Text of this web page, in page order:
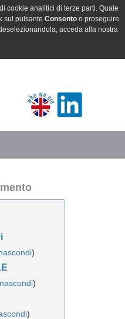
cookie analitici di terze parti. Quale
sul pulsante Consentoo proseguire
acceda alla nostra
)
)
)